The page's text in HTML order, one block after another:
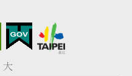
大